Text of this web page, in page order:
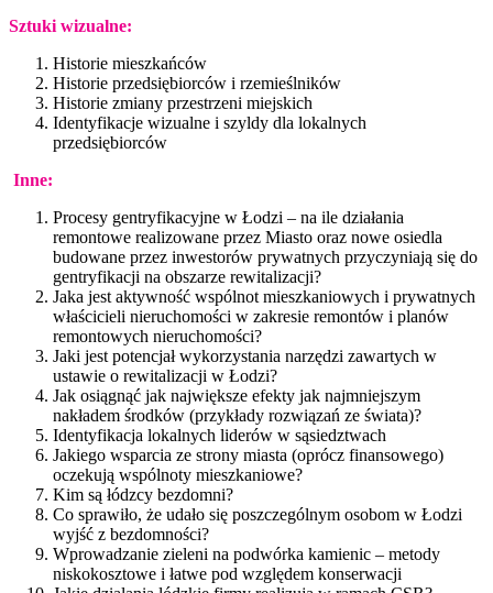
Sztuki wizualne:
Historie mieszkańców
Historie przedsiębiorców i rzemieślników
Historie zmiany przestrzeni miejskich
Identyfikacje wizualne i szyldy dla lokalnych
przedsiębiorców
Inne:
Procesy gentryfikacyjne w Łodzi – na ile działania
remontowe realizowane przez Miasto oraz nowe osiedla
budowane przez inwestorów prywatnych przyczyniają się do
gentryfikacji na obszarze rewitalizacji?
Jaka jest aktywność wspólnot mieszkaniowych i prywatnych
właścicieli nieruchomości w zakresie remontów i planów
remontowych nieruchomości?
Jaki jest potencjał wykorzystania narzędzi zawartych w
ustawie o rewitalizacji w Łodzi?
Jak osiągnąć jak największe efekty jak najmniejszym
nakładem środków (przykłady rozwiązań ze świata)?
Identyfikacja lokalnych liderów w sąsiedztwach
Jakiego wsparcia ze strony miasta (oprócz finansowego)
oczekują wspólnoty mieszkaniowe?
Kim są łódzcy bezdomni?
Co sprawiło, że udało się poszczególnym osobom w Łodzi
wyjść z bezdomności?
Wprowadzanie zieleni na podwórka kamienic – metody
niskokosztowe i łatwe pod względem konserwacji